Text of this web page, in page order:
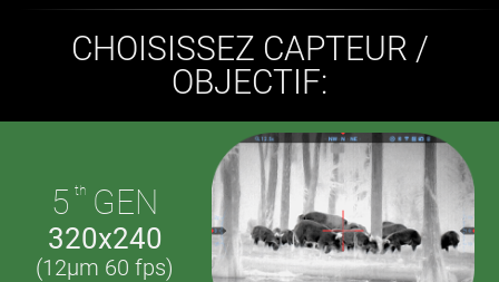
CHOISISSEZ CAPTEUR /
OBJECTIF:
5 th GEN
320x240
(12µm 60 fps)